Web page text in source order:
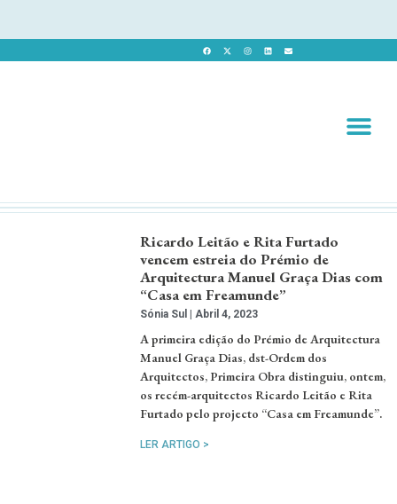
Ricardo Leitão e Rita Furtado
vencem estreia do Prémio de
Arquitectura Manuel Graça Dias com
“Casa em Freamunde”
Sónia Sul Abril 4, 2023
A primeira edição do Prémio de Arquitectura
Manuel Graça Dias, dst-Ordem dos
Arquitectos, Primeira Obra distinguiu, ontem,
os recém-arquitectos Ricardo Leitão e Rita
Furtado pelo projecto “Casa em Freamunde”.
LER ARTIGO >